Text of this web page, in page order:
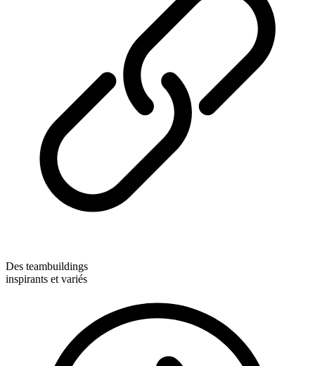
Des teambuildings
inspirants et variés